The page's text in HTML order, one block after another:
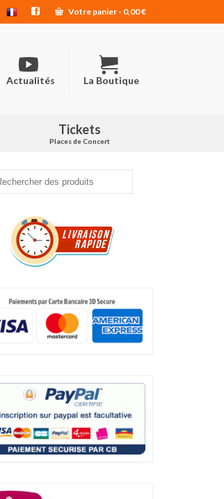
Votre panier - 0,00€
Actualités La Boutique
Tickets
Places de Concert
: